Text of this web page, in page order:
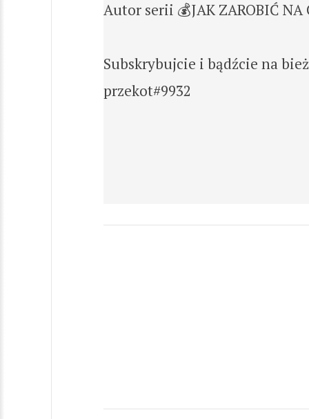
Autor serii 💰JAK ZAROBIĆ NA
Subskrybujcie i bądźcie na
przekot#9932